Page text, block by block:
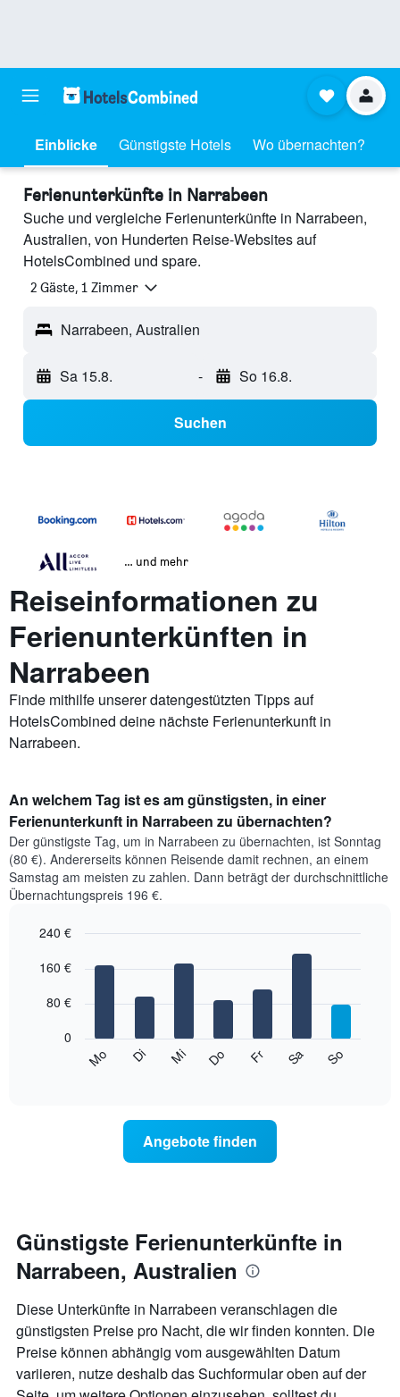
Einblicke Günstigste Hotels Wo übernachten?
Ferienunterkünfte in Narrabeen
Suche und vergleiche Ferienunterkünfte in Narrabeen,
Australien, von Hunderten Reise-Websites auf
HotelsCombined und spare.
2 Gäste, 1 Zimmer
Narrabeen, Australien
Sa 15.8. - So 16.8.
Suchen
… und mehr
Reiseinformationen zu
Ferienunterkünften in
Narrabeen
Finde mithilfe unserer datengestützten Tipps auf
HotelsCombined deine nächste Ferienunterkunft in
Narrabeen.
An welchem Tag ist es am günstigsten, in einer
Ferienunterkunft in Narrabeen zu übernachten?
Der günstigste Tag, um in Narrabeen zu übernachten, ist Sonntag
(80 €). Andererseits können Reisende damit rechnen, an einem
Samstag am meisten zu zahlen. Dann beträgt der durchschnittliche
Übernachtungspreis 196 €.
chart
bars.
durchschnittlichen
jeweiligen
Wochentag.
Das
Diagramm
1
X-
Achse,
die
die
graphic.
Mo Di Mi Do Fr Sa So
0
80 €
160 €
240 €
Angebote finden
Günstigste Ferienunterkünfte in
Narrabeen, Australien
Diese Unterkünfte in Narrabeen veranschlagen die
günstigsten Preise pro Nacht, die wir finden konnten. Die
Preise können abhängig vom ausgewählten Datum
variieren, nutze deshalb das Suchformular oben auf der